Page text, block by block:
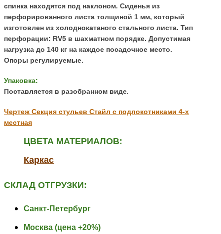
спинка находятся под наклоном. Сиденья из
перфорированного листа толщиной 1 мм, который
изготовлен из холоднокатаного стального листа. Тип
перфорации: RV5 в шахматном порядке. Допустимая
нагрузка до 140 кг на каждое посадочное место.
Опоры регулируемые.
Упаковка:
Поставляется в разобранном виде.
Чертеж Секция стульев Стайл с подлокотниками 4-х
местная
ЦВЕТА МАТЕРИАЛОВ:
Каркас
СКЛАД ОТГРУЗКИ:
Санкт-Петербург
Москва (цена +20%)